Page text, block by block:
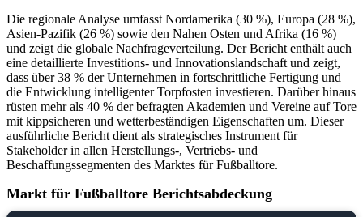
Die regionale Analyse umfasst Nordamerika (30 %), Europa (28 %),
Asien-Pazifik (26 %) sowie den Nahen Osten und Afrika (16 %)
und zeigt die globale Nachfrageverteilung. Der Bericht enthält auch
eine detaillierte Investitions- und Innovationslandschaft und zeigt,
dass über 38 % der Unternehmen in fortschrittliche Fertigung und
die Entwicklung intelligenter Torpfosten investieren. Darüber hinaus
rüsten mehr als 40 % der befragten Akademien und Vereine auf Tore
mit kippsicheren und wetterbeständigen Eigenschaften um. Dieser
ausführliche Bericht dient als strategisches Instrument für
Stakeholder in allen Herstellungs-, Vertriebs- und
Beschaffungssegmenten des Marktes für Fußballtore.
Markt für Fußballtore Berichtsabdeckung